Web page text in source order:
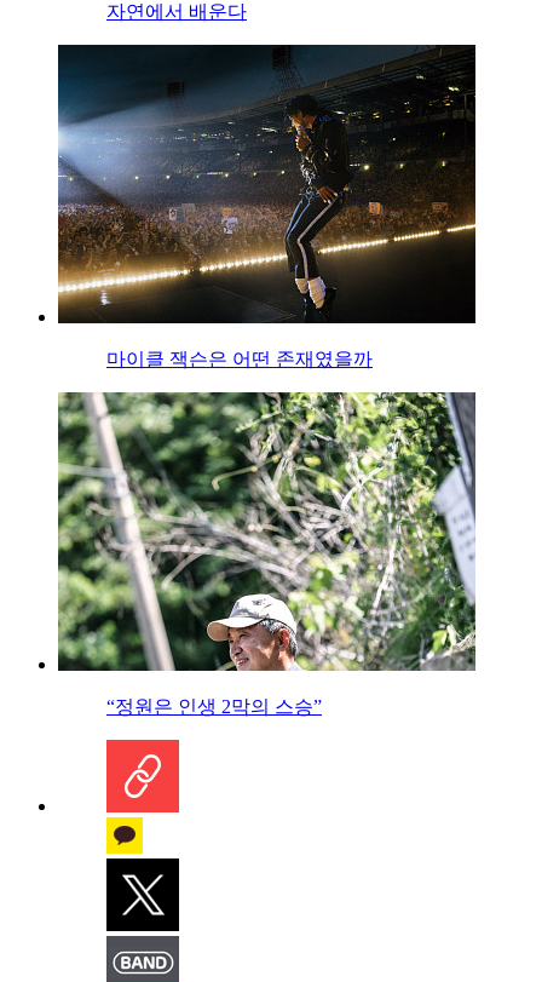
자연에서 배운다
마이클 잭슨은 어떤 존재였을까
“정원은 인생 2막의 스승”